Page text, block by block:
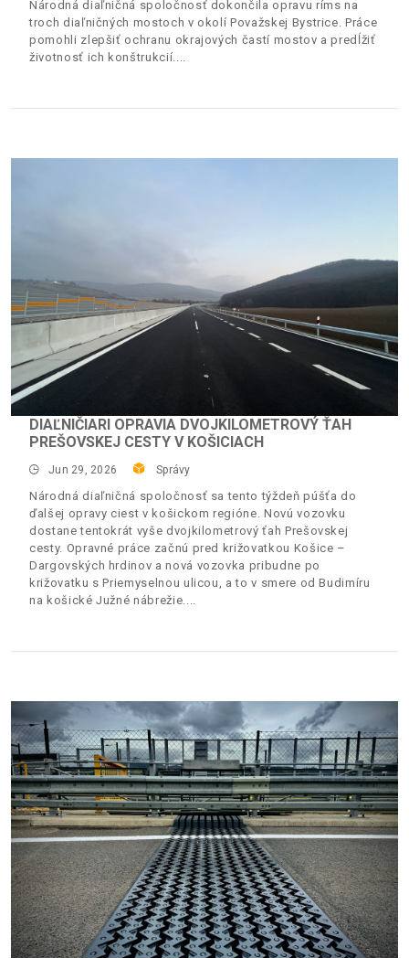
Národná diaľničná spoločnosť dokončila opravu ríms na
troch diaľničných mostoch v okolí Považskej Bystrice. Práce
pomohli zlepšiť ochranu okrajových častí mostov a predĺžiť
životnosť ich konštrukcií.
DIAĽNIČIARI OPRAVIA DVOJKILOMETROVÝ ŤAH
PREŠOVSKEJ CESTY V KOŠICIACH
Jun 29, 2026 Správy
Národná diaľničná spoločnosť sa tento týždeň púšťa do
ďalšej opravy ciest v košickom regióne. Novú vozovku
dostane tentokrát vyše dvojkilometrový ťah Prešovskej
cesty. Opravné práce začnú pred križovatkou Košice –
Dargovských hrdinov a nová vozovka pribudne po
križovatku s Priemyselnou ulicou, a to v smere od Budimíru
na košické Južné nábrežie.